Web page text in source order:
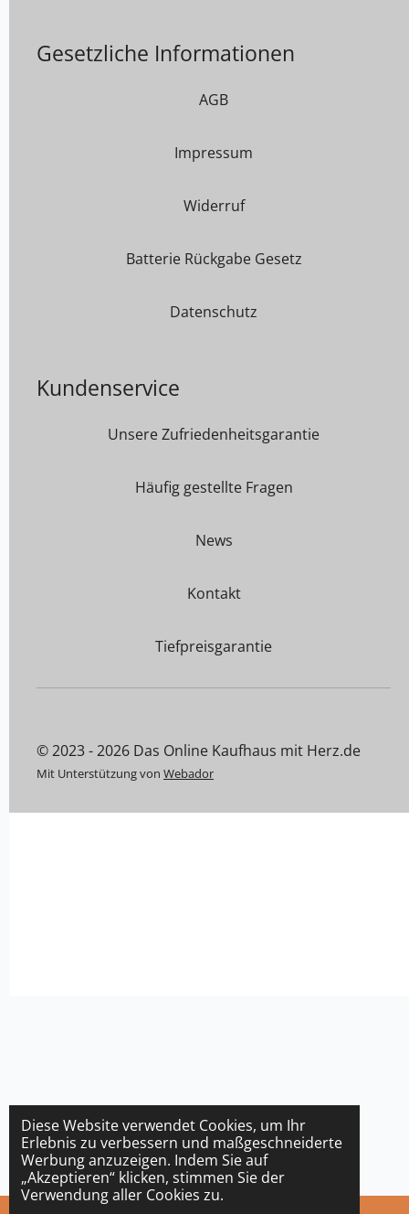
Diese Website verwendet Cookies, um Ihr
Erlebnis zu verbessern und maßgeschneiderte
Werbung anzuzeigen. Indem Sie auf
„Akzeptieren“ klicken, stimmen Sie der
Verwendung aller Cookies zu.
Gesetzliche Informationen
AGB
Impressum
Widerruf
Batterie Rückgabe Gesetz
Datenschutz
Kundenservice
Unsere Zufriedenheitsgarantie
Häufig gestellte Fragen
News
Kontakt
Tiefpreisgarantie
© 2023 - 2026 Das Online Kaufhaus mit Herz.de
Mit Unterstützung von Webador